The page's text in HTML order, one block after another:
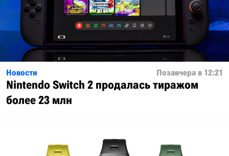
Новости Позавчера в 12:21
Nintendo Switch 2 продалась тиражом
более 23 млн